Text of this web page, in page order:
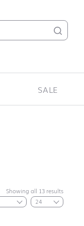
SALE
Showing all 13 results